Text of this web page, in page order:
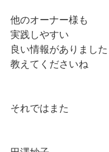
他のオーナー様も
実践しやすい
良い情報がありました
教えてくださいね
それではまた